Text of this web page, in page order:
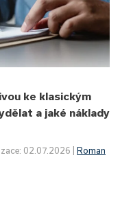
ke klasickým
a jaké náklady
02.07.2026 |
Roman